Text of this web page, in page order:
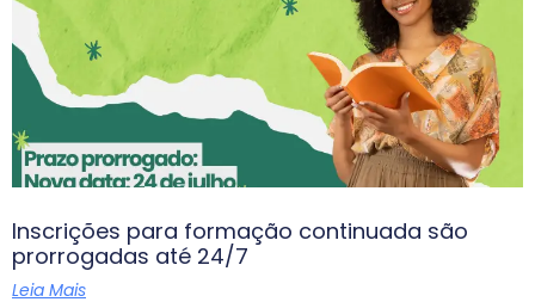
Inscrições para formação continuada são
prorrogadas até 24/7
Leia Mais